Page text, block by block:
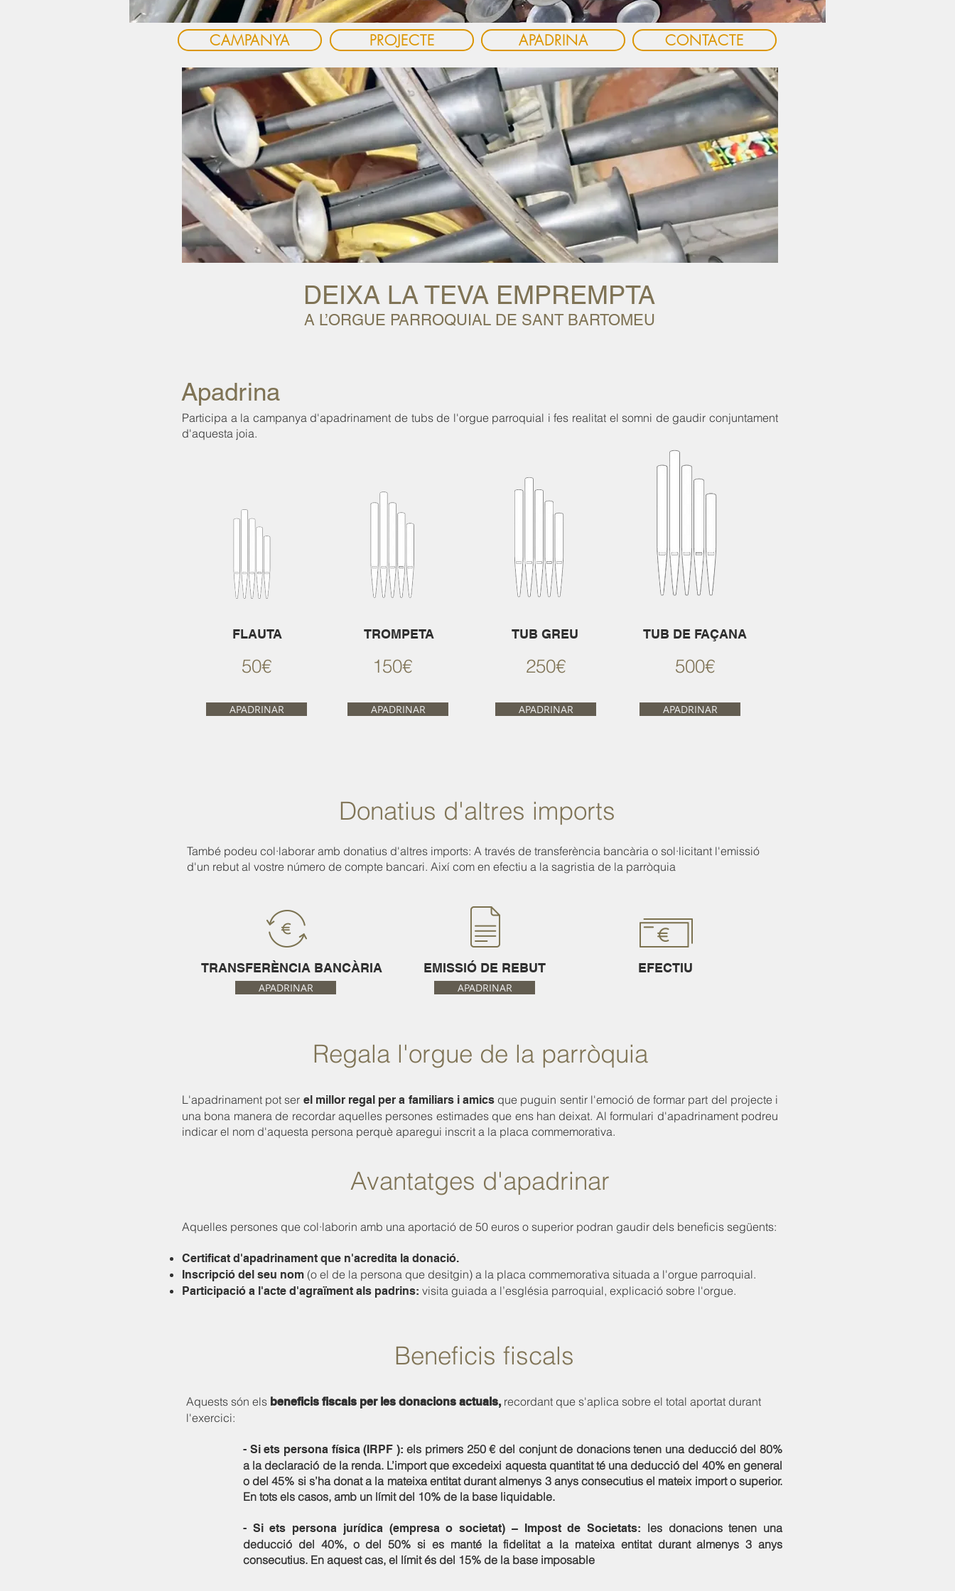
CAMPANYA PROJECTE APADRINA CONTACTE
DEIXA LA TEVA EMPREMPTA
A L’ORGUE PARROQUIAL DE SANT BARTOMEU
Apadrina
Participa a la campanya d'apadrinament de tubs de l'orgue parroquial i fes realitat el somni de gaudir conjuntament
d'aquesta joia.
FLAUTA
50€
TROMPETA
150€
TUB GREU
250€
TUB DE FAÇANA
500€
APADRINAR APADRINAR APADRINAR APADRINAR
Donatius d'altres imports
També podeu col·laborar amb donatius d'altres imports: A través de transferència bancària o sol·licitant l'emissió
d'un rebut al vostre número de compte bancari. Així com en efectiu a la sagristia de la parròquia
TRANSFERÈNCIA BANCÀRIA EMISSIÓ DE REBUT EFECTIU
APADRINAR APADRINAR
Regala l'orgue de la parròquia
L'apadrinament pot ser el millor regal per a familiars i amics que puguin sentir l'emoció de formar part del projecte i
una bona manera de recordar aquelles persones estimades que ens han deixat. Al formulari d'apadrinament podreu
indicar el nom d'aquesta persona perquè aparegui inscrit a la placa commemorativa.
Avantatges d'apadrinar
Aquelles persones que col·laborin amb una aportació de 50 euros o superior podran gaudir dels beneficis següents:
Certificat d'apadrinament que n'acredita la donació.
Inscripció del seu nom (o el de la persona que desitgin) a la placa commemorativa situada a l'orgue parroquial.
Participació a l'acte d'agraïment als padrins: visita guiada a l’església parroquial, explicació sobre l'orgue.
Beneficis fiscals
Aquests són els beneficis fiscals per les donacions actuals, recordant que s'aplica sobre el total aportat durant
l'exercici:
- Si ets persona física (IRPF ):els primers 250 € del conjunt de donacions tenen una deducció del 80%
a la declaració de la renda. L’import que excedeixi aquesta quantitat té una deducció del 40% en general
o del 45% si s’ha donat a la mateixa entitat durant almenys 3 anys consecutius el mateix import o superior.
En tots els casos, amb un límit del 10% de la base liquidable.
- Si ets persona jurídica (empresa o societat) – Impost de Societats: les donacions tenen una
deducció del 40%, o del 50% si es manté la fidelitat a la mateixa entitat durant almenys 3 anys
consecutius. En aquest cas, el límit és del 15% de la base imposable